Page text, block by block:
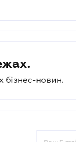
бізнес-новин.